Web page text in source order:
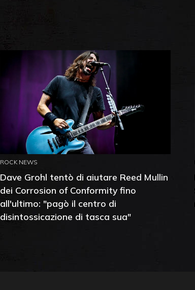
ROCK NEWS
Dave Grohl tentò di aiutare Reed Mullin
dei Corrosion of Conformity fino
all'ultimo: "pagò il centro di
disintossicazione di tasca sua"